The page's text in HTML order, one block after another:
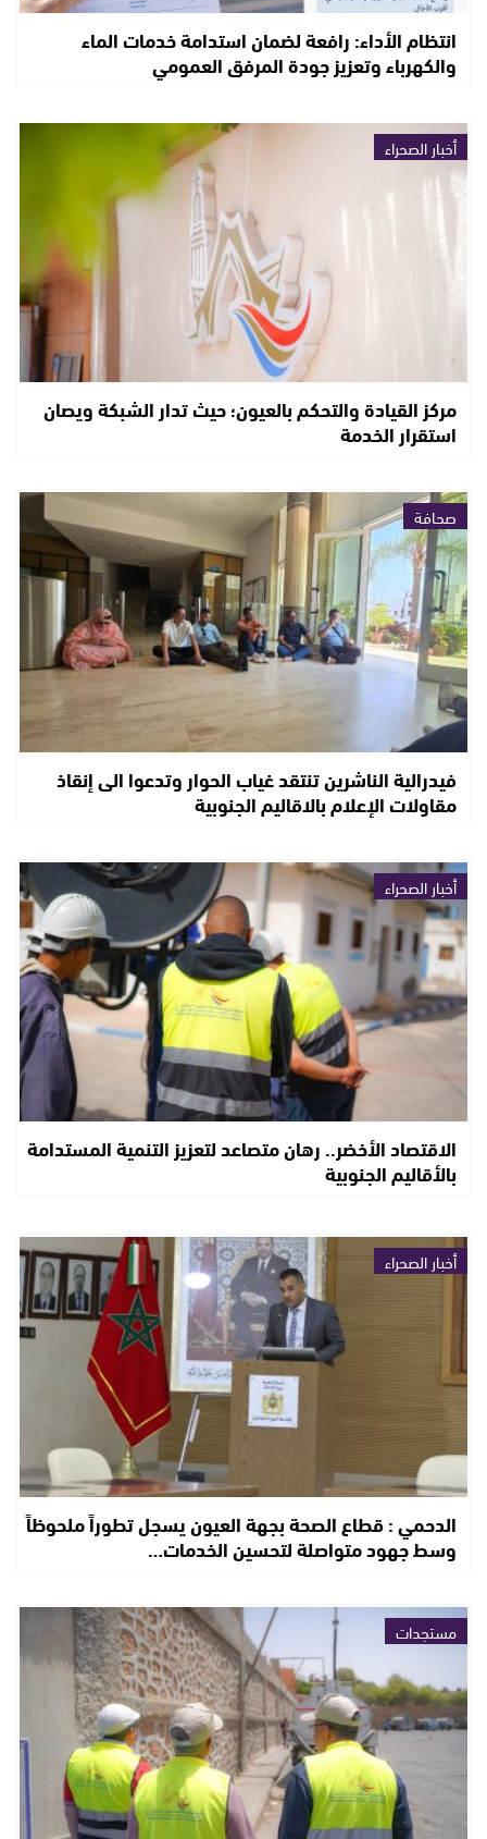
انتظام الأداء: رافعة لضمان استدامة خدمات الماء
والكهرباء وتعزيز جودة المرفق العمومي
أخبار الصحراء
مركز القيادة والتحكم بالعيون؛ حيث تدار الشبكة ويصان
استقرار الخدمة
صحافة
فيدرالية الناشرين تنتقد غياب الحوار وتدعوا الى إنقاذ
مقاولات الإعلام بالاقاليم الجنوبية
أخبار الصحراء
الاقتصاد الأخضر.. رهان متصاعد لتعزيز التنمية المستدامة
بالأقاليم الجنوبية
أخبار الصحراء
الدحمي : قطاع الصحة بجهة العيون يسجل تطوراً ملحوظاً
وسط جهود متواصلة لتحسين الخدمات…
مستجدات